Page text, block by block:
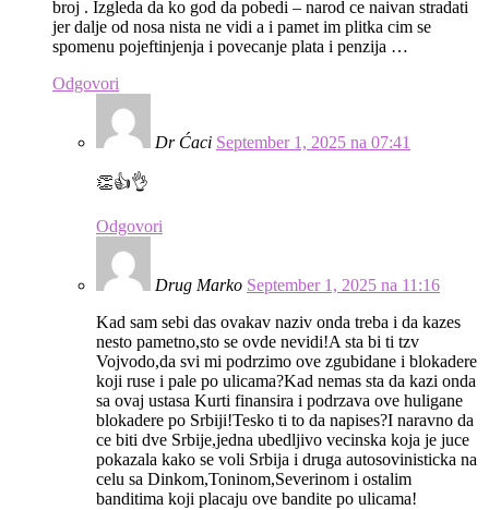
broj . Izgleda da ko god da pobedi – narod ce naivan stradati
jer dalje od nosa nista ne vidi a i pamet im plitka cim se
spomenu pojeftinjenja i povecanje plata i penzija …
Odgovori
Dr Ćaci September 1, 2025 na 07:41
👏👍👌
Odgovori
Drug Marko September 1, 2025 na 11:16
Kad sam sebi das ovakav naziv onda treba i da kazes
nesto pametno,sto se ovde nevidi!A sta bi ti tzv
Vojvodo,da svi mi podrzimo ove zgubidane i blokadere
koji ruse i pale po ulicama?Kad nemas sta da kazi onda
sa ovaj ustasa Kurti finansira i podrzava ove huligane
blokadere po Srbiji!Tesko ti to da napises?I naravno da
ce biti dve Srbije,jedna ubedljivo vecinska koja je juce
pokazala kako se voli Srbija i druga autosovinisticka na
celu sa Dinkom,Toninom,Severinom i ostalim
banditima koji placaju ove bandite po ulicama!